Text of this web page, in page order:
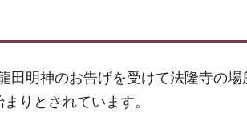
田明神のお告げを受けて法隆寺の場
りとされています。